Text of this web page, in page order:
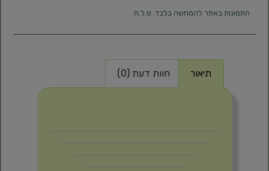
התמונות באתר להמחשה בלבד. ט.ל.ח
תיאור חוות דעת (0)